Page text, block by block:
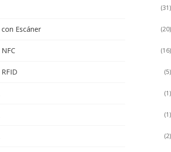
(31)
Escáner (20)
(16)
(5)
(1)
(1)
(2)